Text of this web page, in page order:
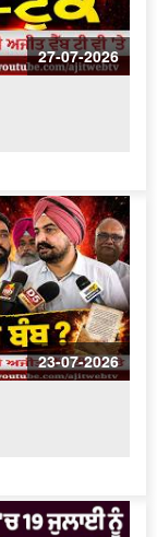
27-07-2026
23-07-2026